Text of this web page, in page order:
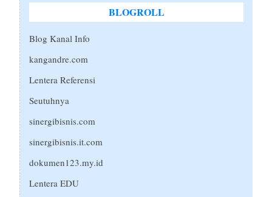
BLOGROLL
Blog Kanal Info
kangandre.com
Lentera Referensi
Seutuhnya
sinergibisnis.com
sinergibisnis.it.com
dokumen123.my.id
Lentera EDU